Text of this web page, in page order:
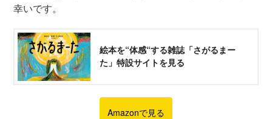
幸いです。
絵本を“体感“する雑誌「さがるまー
た」特設サイトを見る
Amazonで見る